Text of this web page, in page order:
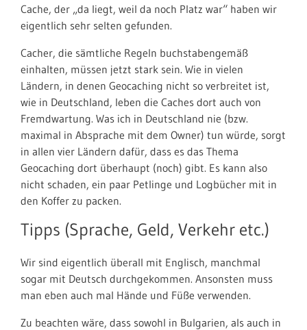
Cache, der „da liegt, weil da noch Platz war“ haben wir
eigentlich sehr selten gefunden.
Cacher, die sämtliche Regeln buchstabengemäß
einhalten, müssen jetzt stark sein. Wie in vielen
Ländern, in denen Geocaching nicht so verbreitet ist,
wie in Deutschland, leben die Caches dort auch von
Fremdwartung. Was ich in Deutschland nie (bzw.
maximal in Absprache mit dem Owner) tun würde, sorgt
in allen vier Ländern dafür, dass es das Thema
Geocaching dort überhaupt (noch) gibt. Es kann also
nicht schaden, ein paar Petlinge und Logbücher mit in
den Koffer zu packen.
Tipps (Sprache, Geld, Verkehr etc.)
Wir sind eigentlich überall mit Englisch, manchmal
sogar mit Deutsch durchgekommen. Ansonsten muss
man eben auch mal Hände und Füße verwenden.
Zu beachten wäre, dass sowohl in Bulgarien, als auch in